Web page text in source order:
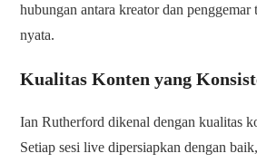
hubungan antara kreator dan penggemar
nyata.
Kualitas Konten yang
Ian Rutherford dikenal dengan kualitas
Setiap sesi live dipersiapkan dengan